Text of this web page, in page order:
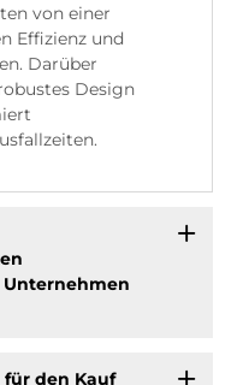
von einer
Effizienz und
Darüber
Design
den Kauf